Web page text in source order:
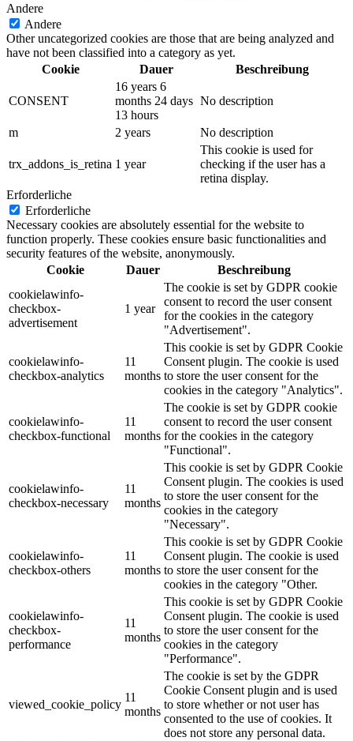
Andere
Andere
Other uncategorized cookies are those that are being analyzed and
have not been classified into a category as yet.
Cookie
Dauer Beschreibung
CONSENT
16 years 6
months 24 days
13 hours
No description
m 2 years No description
trx_addons_is_retina 1 year
This cookie is used for
checking if the user has a
retina display.
Erforderliche
Erforderliche
Necessary cookies are absolutely essential for the website to
function properly. These cookies ensure basic functionalities and
security features of the website, anonymously.
Cookie
Dauer
Beschreibung
cookielawinfo-
checkbox-
advertisement
1 year
The cookie is set by GDPR cookie
consent to record the user consent
for the cookies in the category
"Advertisement".
cookielawinfo-
checkbox-analytics
11
months
This cookie is set by GDPR Cookie
Consent plugin. The cookie is used
to store the user consent for the
cookies in the category "Analytics".
cookielawinfo-
checkbox-functional
11
months
The cookie is set by GDPR cookie
consent to record the user consent
for the cookies in the category
"Functional".
cookielawinfo-
checkbox-necessary
11
months
This cookie is set by GDPR Cookie
Consent plugin. The cookies is used
to store the user consent for the
cookies in the category
"Necessary".
cookielawinfo-
checkbox-others
11
months
This cookie is set by GDPR Cookie
Consent plugin. The cookie is used
to store the user consent for the
cookies in the category "Other.
cookielawinfo-
checkbox-
performance
11
months
This cookie is set by GDPR Cookie
Consent plugin. The cookie is used
to store the user consent for the
cookies in the category
"Performance".
viewed_cookie_policy
11
months
The cookie is set by the GDPR
Cookie Consent plugin and is used
to store whether or not user has
consented to the use of cookies. It
does not store any personal data.